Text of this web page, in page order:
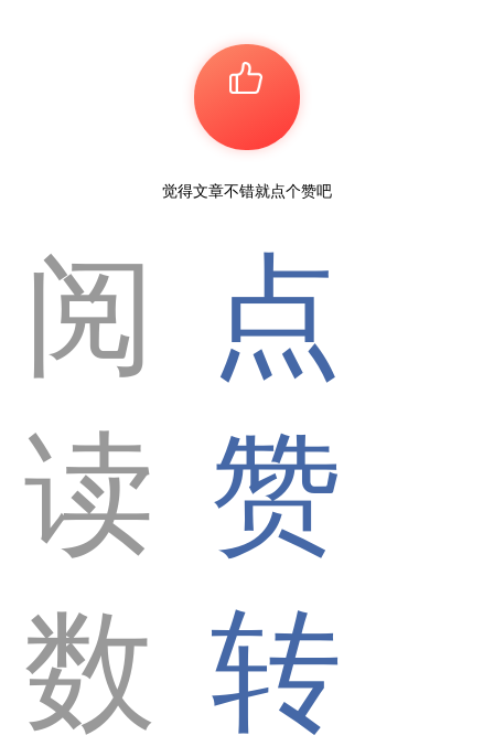
觉得文章不错就点个赞吧
阅
读
数
点
赞
转